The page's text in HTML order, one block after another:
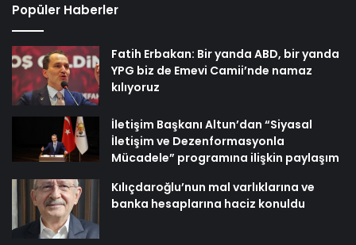
Popüler Haberler
Fatih Erbakan: Bir yanda ABD, bir yanda
YPG biz de Emevi Camii’nde namaz
kılıyoruz
İletişim Başkanı Altun’dan “Siyasal
İletişim ve Dezenformasyonla
Mücadele” programına ilişkin paylaşım
Kılıçdaroğlu’nun mal varlıklarına ve
banka hesaplarına haciz konuldu